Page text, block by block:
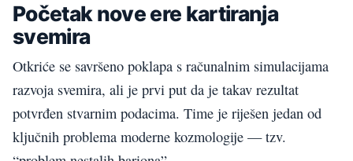
Početak nove ere kartiranja
svemira
Otkriće se savršeno poklapa s računalnim simulacijama
razvoja svemira, ali je prvi put da je takav rezultat
potvrđen stvarnim podacima. Time je riješen jedan od
ključnih problema moderne kozmologije — tzv.